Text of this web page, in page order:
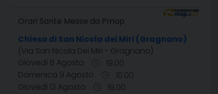
Orari Sante Messe da Pmap
Chiesa di San Nicola dei Miri (Gragnano)
(Via San Nicola Dei Miri - Gragnano)
Giovedì 6 Agosto
19.00
Domenica 9 Agosto
10.00
Giovedì 13 Agosto
19.00